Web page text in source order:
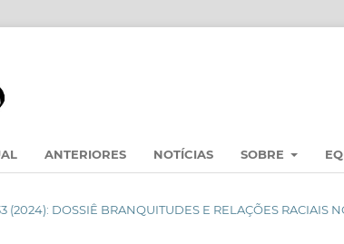
ANTERIORES NOTÍCIAS SOBRE
(2024): DOSSIÊ BRANQUITUDES E RELAÇÕES RACIAIS